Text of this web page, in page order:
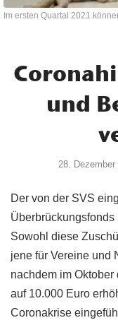
Im ersten Quartal 2021
und
28. Dezember
Der von der SVS
Überbrückungsfonds
Sowohl diese
jene für Vereine und
nachdem im
auf 10.000 Euro
Coronakrise